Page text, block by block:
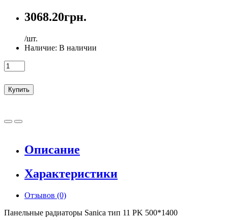
3068.20грн.
/шт.
Наличие: В наличии
Купить
Описание
Характеристики
Отзывов (0)
Панельные радиаторы Sanica тип 11 PK 500*1400